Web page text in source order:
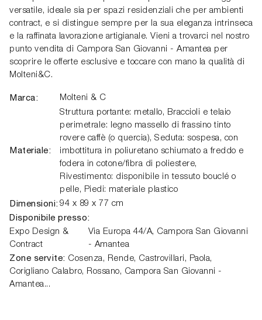
versatile, ideale sia per spazi residenziali che per ambienti
contract, e si distingue sempre per la sua eleganza intrinseca
e la raffinata lavorazione artigianale. Vieni a trovarci nel nostro
punto vendita di Campora San Giovanni - Amantea per
scoprire le offerte esclusive e toccare con mano la qualità di
Molteni&C.
Marca: Molteni & C
Materiale:
Struttura portante: metallo, Braccioli e telaio
perimetrale: legno massello di frassino tinto
rovere caffè (o quercia), Seduta: sospesa, con
imbottitura in poliuretano schiumato a freddo e
fodera in cotone/fibra di poliestere,
Rivestimento: disponibile in tessuto bouclé o
pelle, Piedi: materiale plastico
Dimensioni: 94 x 89 x 77 cm
Disponibile presso:
Expo Design &
Contract
Via Europa 44/A, Campora San Giovanni
- Amantea
Zone servite: Cosenza, Rende, Castrovillari, Paola,
Corigliano Calabro, Rossano, Campora San Giovanni -
Amantea...